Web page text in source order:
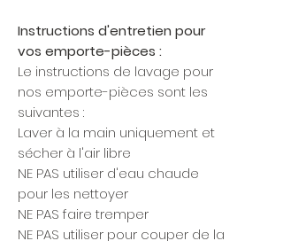
Instructions d'entretien pour
vos emporte-pièces :
Le instructions de lavage pour
nos emporte-pièces sont les
suivantes :
Laver à la main uniquement et
sécher à l'air libre
NE PAS utiliser d'eau chaude
pour les nettoyer
NE PAS faire tremper
NE PAS utiliser pour couper de la